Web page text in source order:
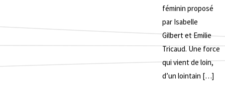
féminin proposé
par Isabelle
Gilbert et Emilie
Tricaud. Une force
qui vient de loin,
d’un lointain […]